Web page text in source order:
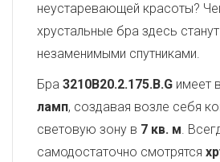
неустаревающей красоты?
хрустальные бра здесь
незаменимыми спутниками.
Бра 3210B20.2.175.B.G имеет
ламп, создавая возле себя
световую зону в 7 кв. м.
самодостаточно смотрятся